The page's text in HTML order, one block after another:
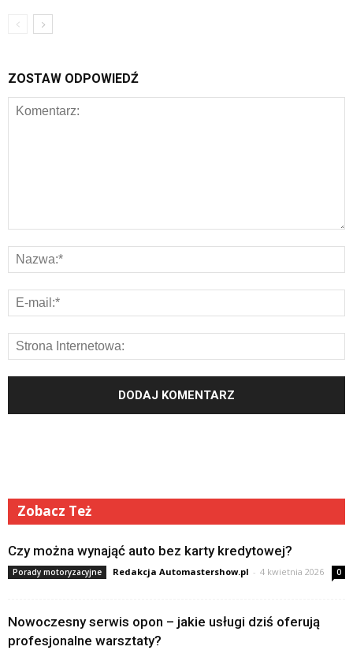
ZOSTAW ODPOWIEDŹ
Zobacz Też
Czy można wynająć auto bez karty kredytowej?
Porady motoryzacyjne Redakcja Automastershow.pl - 4 kwietnia 2026 0
Nowoczesny serwis opon – jakie usługi dziś oferują
profesjonalne warsztaty?